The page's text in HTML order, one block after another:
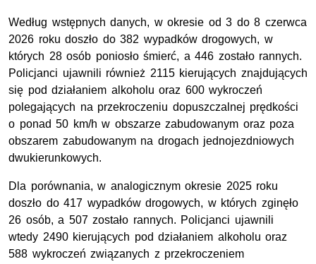
Według wstępnych danych, w okresie od 3 do 8 czerwca
2026 roku doszło do 382 wypadków drogowych, w
których 28 osób poniosło śmierć, a 446 zostało rannych.
Policjanci ujawnili również 2115 kierujących znajdujących
się pod działaniem alkoholu oraz 600 wykroczeń
polegających na przekroczeniu dopuszczalnej prędkości
o ponad 50 km/h w obszarze zabudowanym oraz poza
obszarem zabudowanym na drogach jednojezdniowych
dwukierunkowych.
Dla porównania, w analogicznym okresie 2025 roku
doszło do 417 wypadków drogowych, w których zginęło
26 osób, a 507 zostało rannych. Policjanci ujawnili
wtedy 2490 kierujących pod działaniem alkoholu oraz
588 wykroczeń związanych z przekroczeniem